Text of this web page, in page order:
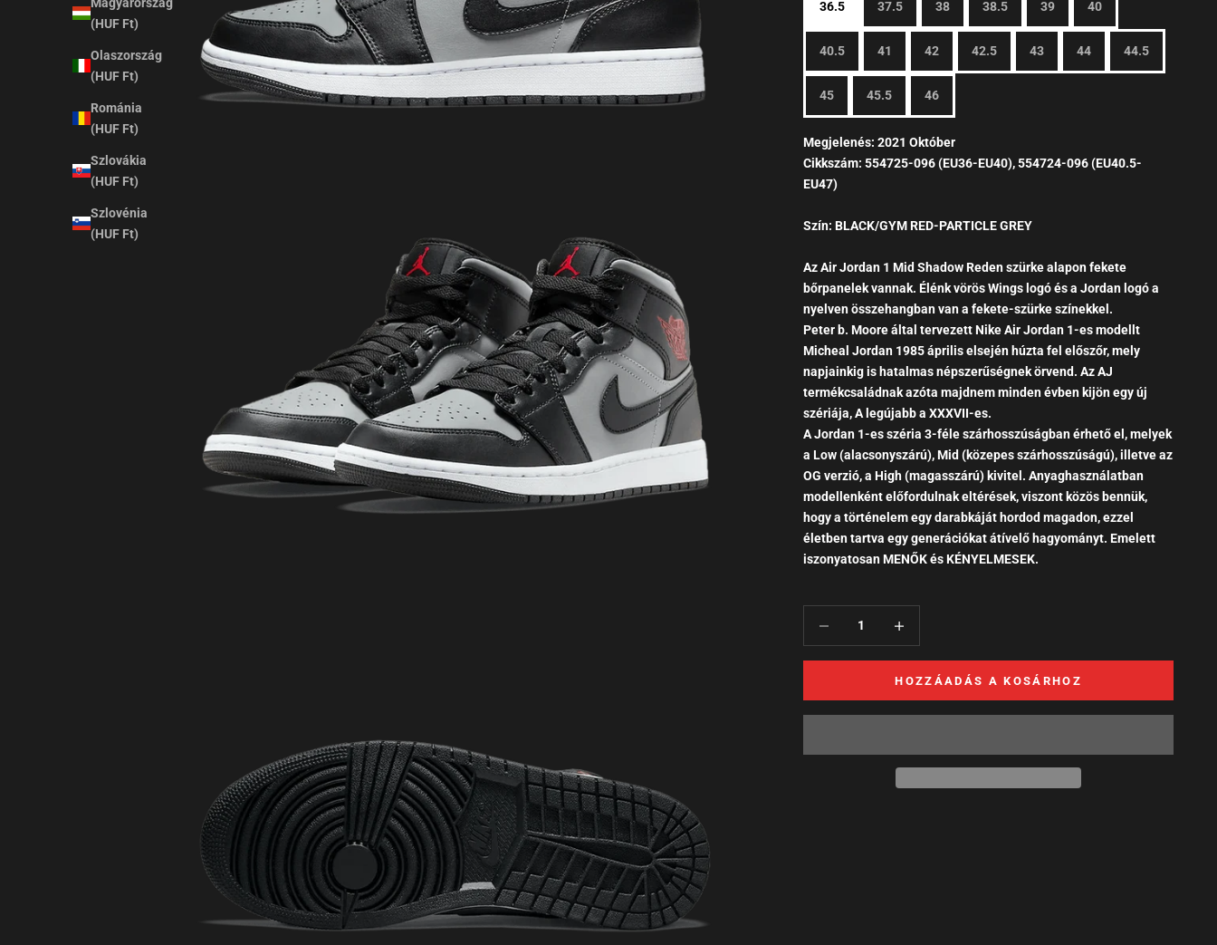
(HUF Ft)
Olaszország
(HUF Ft)
Románia
(HUF Ft)
Szlovákia
(HUF Ft)
Szlovénia
(HUF Ft)
36.5 37.5 38 38.5 39 40
40.5 41 42 42.5 43 44 44.5
45 45.5 46
Megjelenés: 2021 Október
Cikkszám: 554725-096 (EU36-EU40), 554724-096 (EU40.5-
EU47)
Szín: BLACK/GYM RED-PARTICLE GREY
Az Air Jordan 1 Mid Shadow Reden szürke alapon fekete
bőrpanelek vannak. Élénk vörös Wings logó és a Jordan logó a
nyelven összehangban van a fekete-szürke színekkel.
Peter b. Moore által tervezettNike Air Jordan 1-es modellt
Micheal Jordan 1985 április elsején húzta fel előszőr, mely
napjainkig is hatalmas népszerűségnek örvend.Az AJ
termékcsaládnak azóta majdnem minden évben kijön egy új
szériája, A legújabb a XXXVII-es.
A Jordan 1-es széria 3-féle szárhosszúságban érhető el, melyek
a Low (alacsonyszárú), Mid (közepes szárhosszúságú), illetve az
OG verzió, a High (magasszárú) kivitel. Anyaghasználatban
modellenként előfordulnak eltérések, viszont közös bennük,
hogy a történelem egy darabkáját hordod magadon, ezzel
életben tartva egy generációkat átívelő hagyományt. Emelett
iszonyatosan MENŐK és KÉNYELMESEK.
HOZZÁADÁS A KOSÁRHOZ